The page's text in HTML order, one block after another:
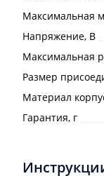
Максимальная
Напряжение, В
Максимальная
Размер
Материал
Гарантия, г